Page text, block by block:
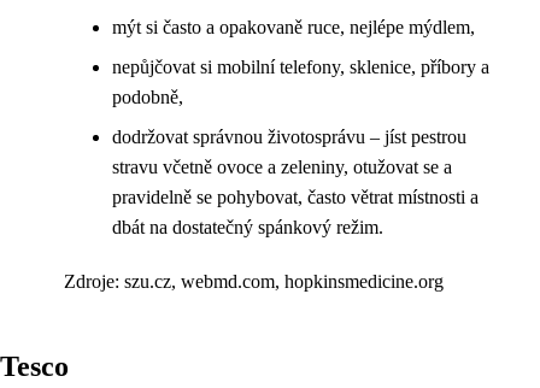
mýt si často a opakovaně ruce, nejlépe mýdlem,
nepůjčovat si mobilní telefony, sklenice, příbory a
podobně,
dodržovat správnou životosprávu – jíst pestrou
stravu včetně ovoce a zeleniny, otužovat se a
pravidelně se pohybovat, často větrat místnosti a
dbát na dostatečný spánkový režim.
Zdroje: szu.cz, webmd.com, hopkinsmedicine.org
Tesco